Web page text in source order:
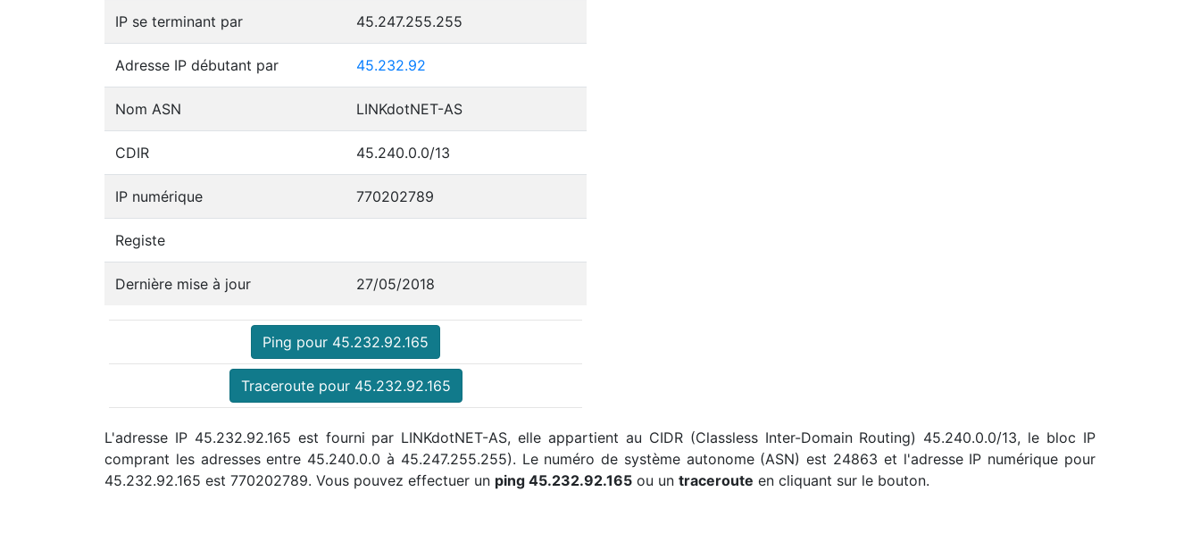
IP se terminant par 45.247.255.255
Adresse IP débutant par 45.232.92
Nom ASN LINKdotNET-AS
CDIR 45.240.0.0/13
IP numérique 770202789
Registe
Dernière mise à jour 27/05/2018
Ping pour 45.232.92.165
Traceroute pour 45.232.92.165
L'adresse IP 45.232.92.165 est fourni par LINKdotNET-AS, elle appartient au CIDR (Classless Inter-Domain Routing) 45.240.0.0/13, le bloc IP
comprant les adresses entre 45.240.0.0 à 45.247.255.255). Le numéro de système autonome (ASN) est 24863 et l'adresse IP numérique pour
45.232.92.165 est 770202789. Vous pouvez effectuer un ping 45.232.92.165 ou un traceroute en cliquant sur le bouton.